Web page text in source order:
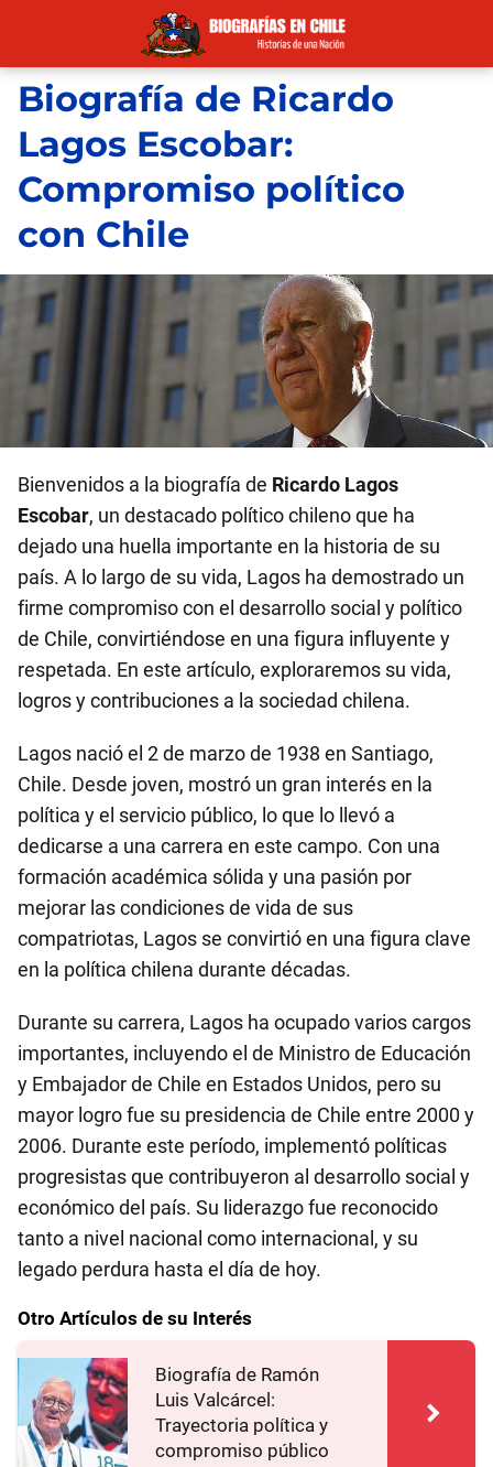
Biografía de Ricardo
Lagos Escobar:
Compromiso político
con Chile
Bienvenidos a la biografía de Ricardo Lagos
Escobar, un destacado político chileno que ha
dejado una huella importante en la historia de su
país. A lo largo de su vida, Lagos ha demostrado un
firme compromiso con el desarrollo social y político
de Chile, convirtiéndose en una figura influyente y
respetada. En este artículo, exploraremos su vida,
logros y contribuciones a la sociedad chilena.
Lagos nació el 2 de marzo de 1938 en Santiago,
Chile. Desde joven, mostró un gran interés en la
política y el servicio público, lo que lo llevó a
dedicarse a una carrera en este campo. Con una
formación académica sólida y una pasión por
mejorar las condiciones de vida de sus
compatriotas, Lagos se convirtió en una figura clave
en la política chilena durante décadas.
Durante su carrera, Lagos ha ocupado varios cargos
importantes, incluyendo el de Ministro de Educación
y Embajador de Chile en Estados Unidos, pero su
mayor logro fue su presidencia de Chile entre 2000 y
2006. Durante este período, implementó políticas
progresistas que contribuyeron al desarrollo social y
económico del país. Su liderazgo fue reconocido
tanto a nivel nacional como internacional, y su
legado perdura hasta el día de hoy.
Otro Artículos de su Interés
Biografía de Ramón
Luis Valcárcel:
Trayectoria política y
compromiso público